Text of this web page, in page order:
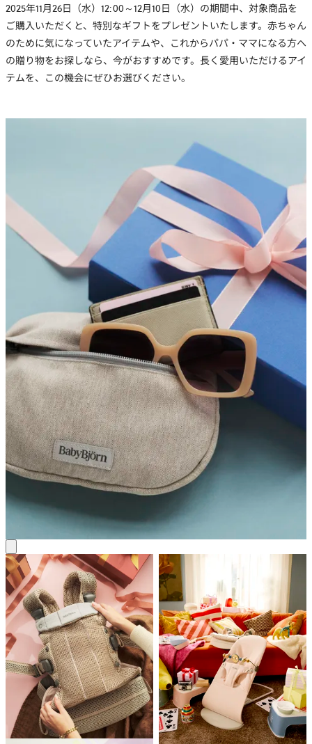
2025年11月26日（水）12:00～12月10日（水）の期間中、対象商品を
ご購入いただくと、特別なギフトをプレゼントいたします。赤ちゃん
のために気になっていたアイテムや、これからパパ・ママになる方へ
の贈り物をお探しなら、今がおすすめです。長く愛用いただけるアイ
テムを、この機会にぜひお選びください。